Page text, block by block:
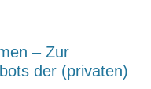
– Zur
der (privaten)